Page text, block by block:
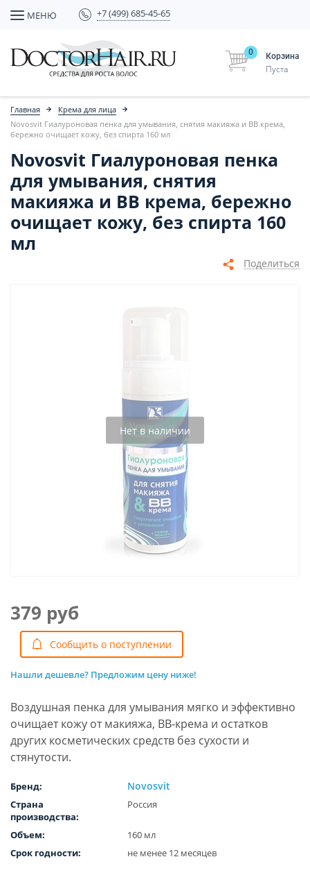
МЕНЮ +7 (499) 685-45-65
Корзина
0
Пуста
Главная
Крема для лица
Novosvit Гиалуроновая пенка для умывания, снятия макияжа и BB крема,
бережно очищает кожу, без спирта 160 мл
Novosvit Гиалуроновая пенка
для умывания, снятия
макияжа и BB крема, бережно
очищает кожу, без спирта 160
мл
Поделиться
Нет в наличии
379 руб
Cообщить о поступлении
Нашли дешевле? Предложим цену ниже!
Воздушная пенка для умывания мягко и эффективно
очищает кожу от макияжа, ВВ-крема и остатков
других косметических средств без сухости и
стянутости.
Бренд: Novosvit
Страна
производства:
Россия
Объем:
160 мл
Срок годности:
не менее 12 месяцев